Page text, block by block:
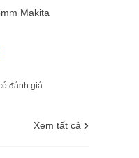
Makita
đánh giá
Xem tất cả